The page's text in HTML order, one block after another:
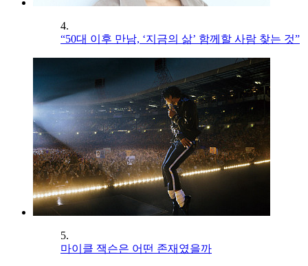
4.
“50대 이후 만남, ‘지금의 삶’ 함께할 사람 찾는 것”
5.
마이클 잭슨은 어떤 존재였을까